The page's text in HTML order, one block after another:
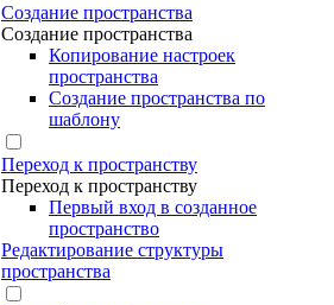
Создание пространства
Создание пространства
Копирование настроек
пространства
Создание пространства по
шаблону
Переход к пространству
Переход к пространству
Первый вход в созданное
пространство
Редактирование структуры
пространства